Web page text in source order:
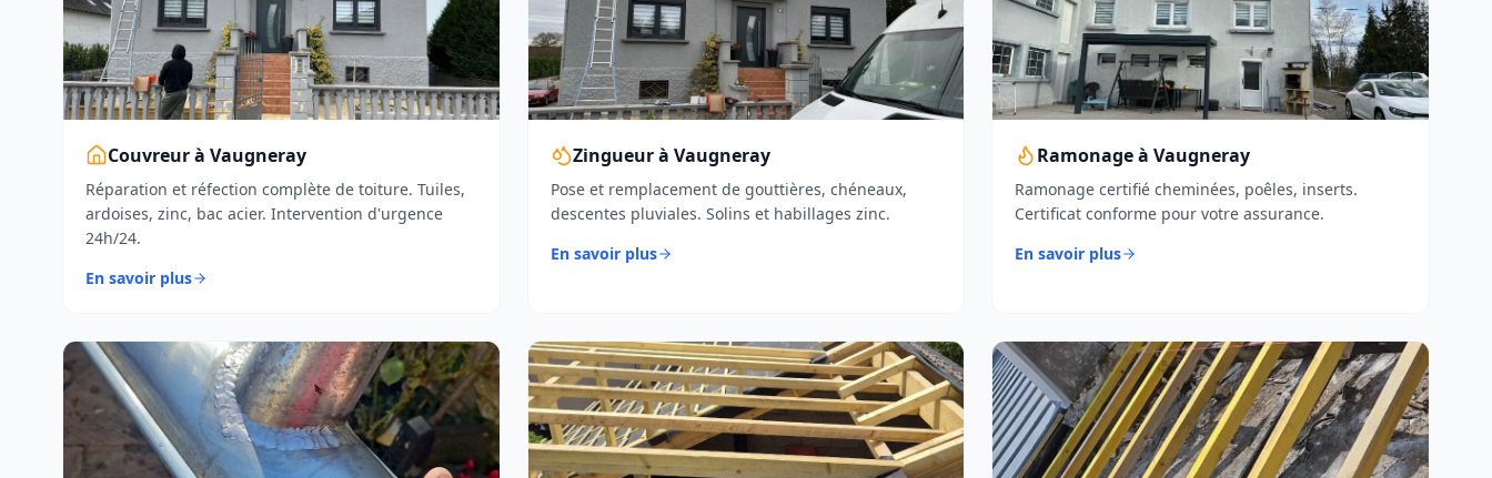
Couvreur à Vaugneray
Réparation et réfection complète de toiture. Tuiles,
ardoises, zinc, bac acier. Intervention d'urgence
24h/24.
En savoir plus
Zingueur à Vaugneray
Pose et remplacement de gouttières, chéneaux,
descentes pluviales. Solins et habillages zinc.
En savoir plus
Ramonage à Vaugneray
Ramonage certifié cheminées, poêles, inserts.
Certificat conforme pour votre assurance.
En savoir plus